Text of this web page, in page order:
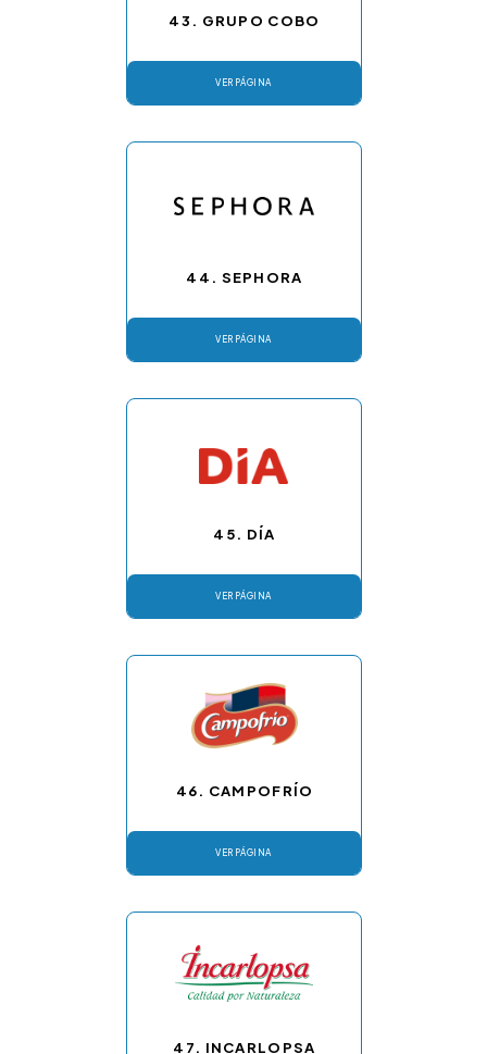
VER PÁGINA
46. CAMPOFRÍO
VER PÁGINA
45. DÍA
VER PÁGINA
44. SEPHORA
VER PÁGINA
43. GRUPO COBO
47. INCARLOPSA